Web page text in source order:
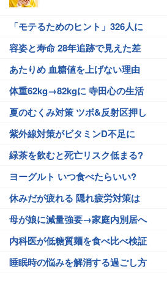
「モテるためのヒント」326人に
容姿と寿命 28年追跡で見えた差
あたりめ 血糖値を上げない理由
体重62kg→82kgに 寺田心の生活
夏のむくみ対策 ツボ&反射区押し
紫外線対策がビタミンD不足に
緑茶を飲むと死亡リスク低まる?
ヨーグルト いつ食べたらいい?
休みだが疲れる 隠れ疲労対策は
母が娘に減量強要→家庭内別居へ
内科医が低糖質麺を食べ比べ検証
睡眠時の悩みを解消する過ごし方